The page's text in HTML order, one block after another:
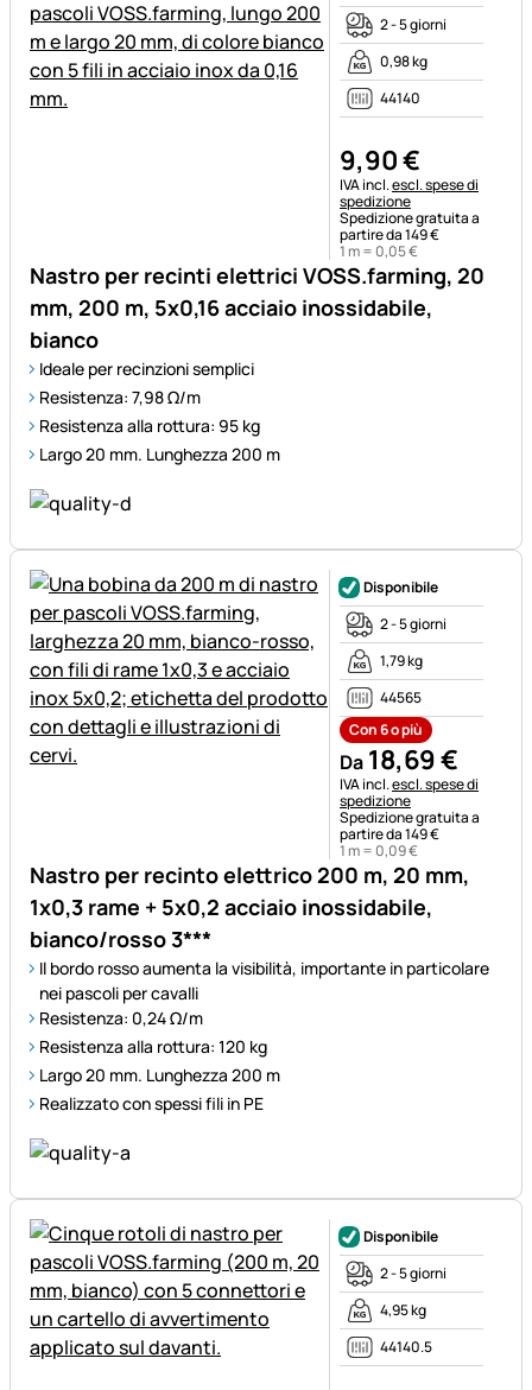
Nastro per recinti elettrici VOSS.farming, 20
mm, 200 m, 5x0,16 acciaio inossidabile,
bianco
Ideale per recinzioni semplici
Resistenza: 7,98 Ω/m
Resistenza alla rottura: 95 kg
Largo 20 mm. Lunghezza 200 m
2 - 5 giorni
0,98 kg
44140
9,90€
Informazioni fiscali:
IVA incl.escl. spese di
spedizione
Spedizione gratuita a
partire da 149 €
1 m = 0,05€
Nastro per recinto elettrico 200 m, 20 mm,
1x0,3 rame + 5x0,2 acciaio inossidabile,
bianco/rosso 3***
Il bordo rosso aumenta la visibilità, importante in particolare
nei pascoli per cavalli
Resistenza: 0,24 Ω/m
Resistenza alla rottura: 120 kg
Largo 20 mm. Lunghezza 200 m
Realizzato con spessi fili in PE
Disponibile
2 - 5 giorni
1,79 kg
44565
Con 6 o più
Da 18,69€
Informazioni fiscali:
IVA incl.escl. spese di
spedizione
Spedizione gratuita a
partire da 149 €
1 m = 0,09€
Disponibile
2 - 5 giorni
4,95 kg
44140.5